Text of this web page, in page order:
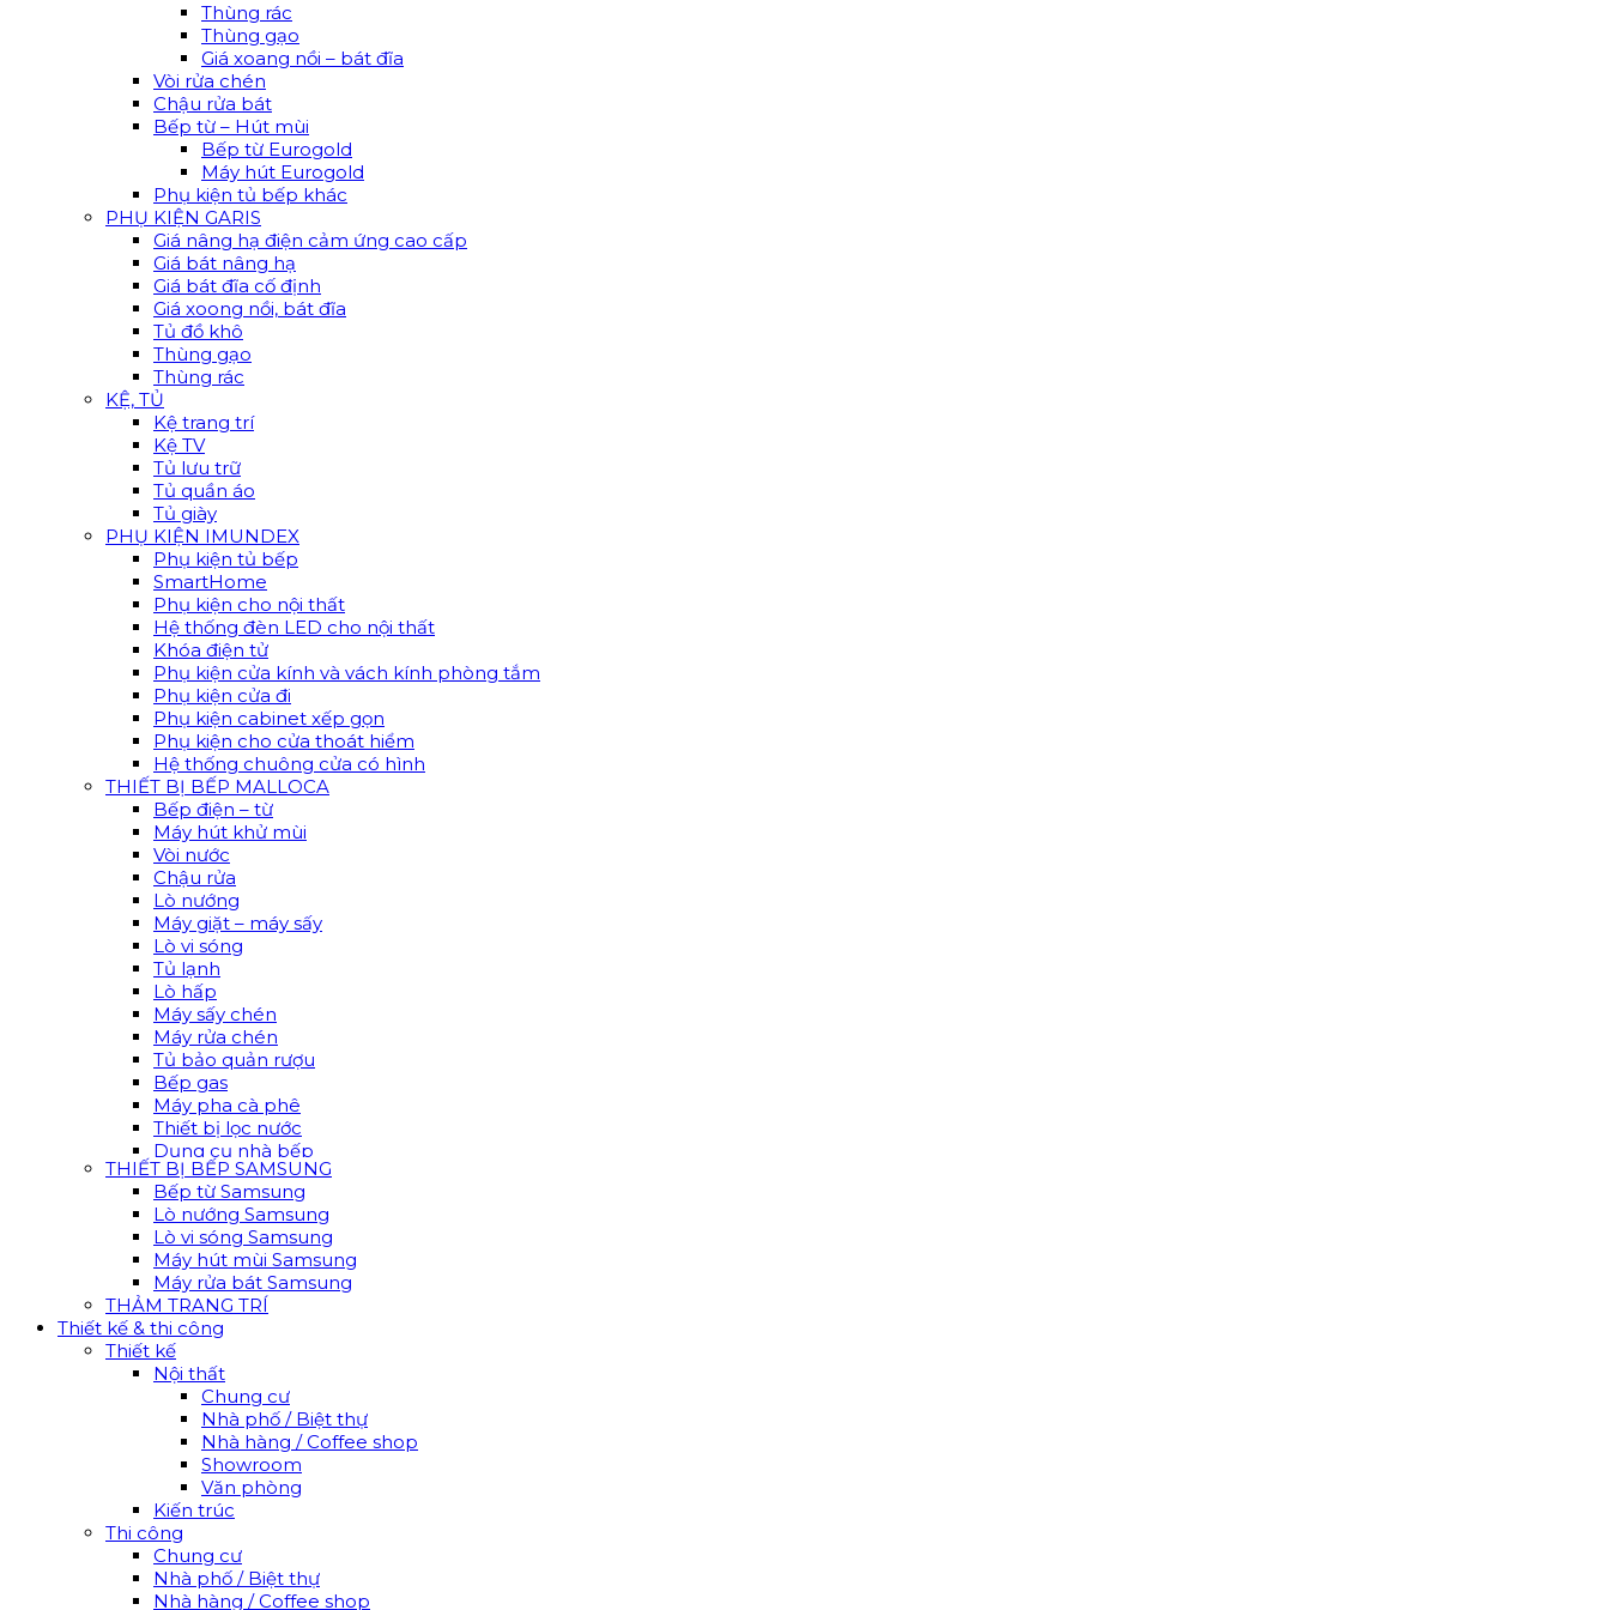
Thùng rác
Thùng gạo
Giá xoang nồi – bát đĩa
Vòi rửa chén
Chậu rửa bát
Bếp từ – Hút mùi
Bếp từ Eurogold
Máy hút Eurogold
Phụ kiện tủ bếp khác
PHỤ KIỆN GARIS
Giá nâng hạ điện cảm ứng cao cấp
Giá bát nâng hạ
Giá bát đĩa cố định
Giá xoong nồi, bát đĩa
Tủ đồ khô
Thùng gạo
Thùng rác
KỆ, TỦ
Kệ trang trí
Kệ TV
Tủ lưu trữ
Tủ quần áo
Tủ giày
PHỤ KIỆN IMUNDEX
Phụ kiện tủ bếp
SmartHome
Phụ kiện cho nội thất
Hệ thống đèn LED cho nội thất
Khóa điện tử
Phụ kiện cửa kính và vách kính phòng tắm
Phụ kiện cửa đi
Phụ kiện cabinet xếp gọn
Phụ kiện cho cửa thoát hiểm
Hệ thống chuông cửa có hình
THIẾT BỊ BẾP MALLOCA
Bếp điện – từ
Máy hút khử mùi
Vòi nước
Chậu rửa
Lò nướng
Máy giặt – máy sấy
Lò vi sóng
Tủ lạnh
Lò hấp
Máy sấy chén
Máy rửa chén
Tủ bảo quản rượu
Bếp gas
Máy pha cà phê
Thiết bị lọc nước
Dụng cụ nhà bếp
THIẾT BỊ BẾP SAMSUNG
Bếp từ Samsung
Lò nướng Samsung
Lò vi sóng Samsung
Máy hút mùi Samsung
Máy rửa bát Samsung
THẢM TRANG TRÍ
Thiết kế & thi công
Thiết kế
Nội thất
Chung cư
Nhà phố / Biệt thự
Nhà hàng / Coffee shop
Showroom
Văn phòng
Kiến trúc
Thi công
Chung cư
Nhà phố / Biệt thự
Nhà hàng / Coffee shop